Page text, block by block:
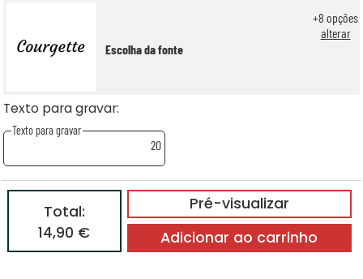
Escolha da fonte
+8 opções
alterar
Texto para gravar:
Texto para gravar
20
Pré-visualizar
Total:
14,90 €
Adicionar ao carrinho